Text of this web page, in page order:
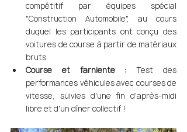
compétitif par équipes spécial
"Construction Automobile", au cours
duquel les participants ont conçu des
voitures de course à partir de matériaux
bruts.
Course et farniente : Test des
performances véhicules avec courses de
vitesse, suivies d'une fin d'après-midi
libre et d'un dîner collectif !